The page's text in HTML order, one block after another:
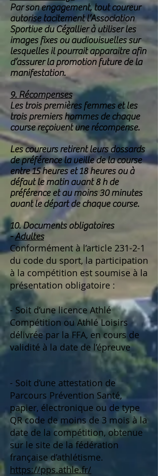
Par son engagement, tout coureur
autorise tacitement l’Association
Sportive du Cézallier à utiliser les
images fixes ou audiovisuelles sur
lesquelles il pourrait apparaitre afin
d’assurer la promotion future de la
manifestation.
9. Récompenses
Les trois premières femmes et les
trois premiers hommes de chaque
course reçoivent une récompense.
Les coureurs retirent leurs dossards
de préférence la veille de la course
entre 15 heures et 18 heures ou à
défaut le matin avant 8 h de
préférence et au moins 30 minutes
avant le départ de chaque course.
10. Documents obligatoires
-Adultes
Conformément à l’article 231-2-1
du code du sport, la participation
à la compétition est soumise à la
présentation obligatoire :
- Soit d’une licence Athlé
Compétition ou Athlé Loisirs
délivrée par la FFA, en cours de
validité à la date de l’épreuve
- Soit d’une attestation de
Parcours Prévention Santé,
papier, électronique ou de type
QR code de moins de 3 mois à la
date de la compétition, obtenue
sur le site de la fédération
française d’athlétisme.
https://pps.athle.fr/